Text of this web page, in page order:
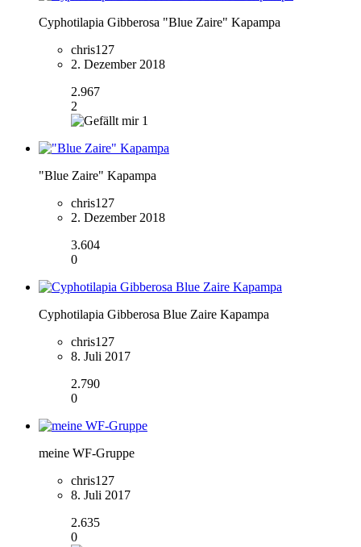
Cyphotilapia Gibberosa "Blue Zaire" Kapampa
chris127
2. Dezember 2018
2.967
2
1
"Blue Zaire" Kapampa
chris127
2. Dezember 2018
3.604
0
Cyphotilapia Gibberosa Blue Zaire Kapampa
chris127
8. Juli 2017
2.790
0
meine WF-Gruppe
chris127
8. Juli 2017
2.635
0